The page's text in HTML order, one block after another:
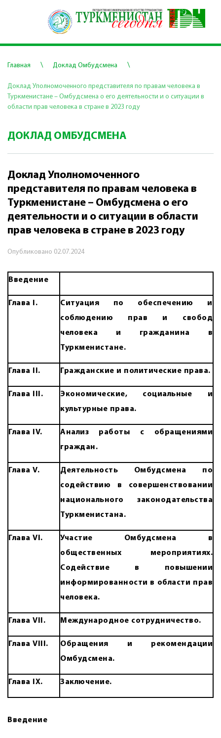
Главная \ Доклад Омбудсмена \
Доклад Уполномоченного представителя по правам человека в
Туркменистане – Омбудсмена о его деятельности и о ситуации в
области прав человека в стране в 2023 году
ДОКЛАД ОМБУДСМЕНА
Доклад Уполномоченного
представителя по правам человека в
Туркменистане – Омбудсмена о его
деятельности и о ситуации в области
прав человека в стране в 2023 году
Опубликовано 02.07.2024
Введение
Глава I .
Ситуация по обеспечению и
соблюдению прав и свобод
человека и гражданина в
Туркменистане.
Глава I I. Гражданские и политические права.
Глава III .
Экономические, социальные и
культурные права.
Глава IV.
Анализ работы с обращениями
граждан.
Глава V.
Деятельность Омбудсмена по
содействию в совершенствовании
национального законодательства
Туркменистана.
Глава VI .
Участие Омбудсмена в
общественных мероприятиях.
Содействие в повышении
информированности в области прав
человека.
Глава VII . Международное сотрудничество.
Глава VIII . Обращения и рекомендации
Омбудсмена.
Глава IX. Заключение.
Введение